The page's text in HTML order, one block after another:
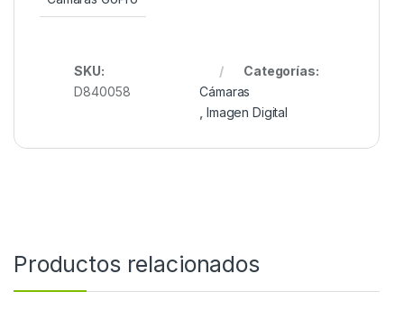
SKU:
D840058
Categorías:
Cámaras
, Imagen Digital
Productos relacionados